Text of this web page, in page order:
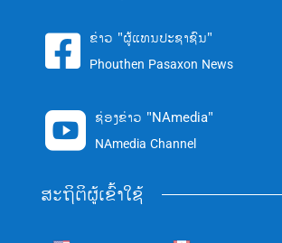
 ຂ່າວ "ຜູ້ແທນປະຊາຊົນ"
Phouthen Pasaxon News
 ຊ່ອງຂ່າວ "NAmedia"
NAmedia Channel
ສະຖິຕິຜູ້ເຂົ້າໃຊ້